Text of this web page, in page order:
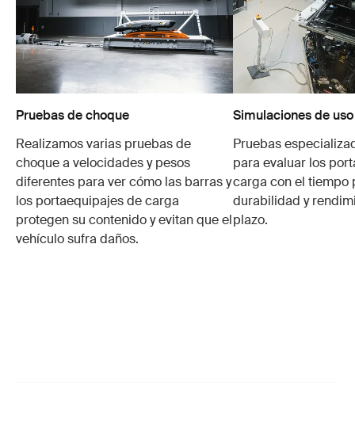
Pruebas de choque
Realizamos varias pruebas de
choque a velocidades y pesos
diferentes para ver cómo las barras y
los portaequipajes de carga
protegen su contenido y evitan que el
vehículo sufra daños.
Simulaciones de
Pruebas
para evaluar los
carga con el tiempo
durabilidad y
plazo.